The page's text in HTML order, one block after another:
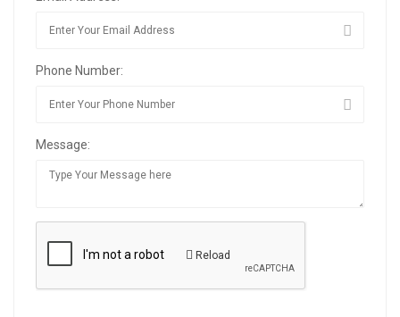
Phone Number:
Message:
Reload